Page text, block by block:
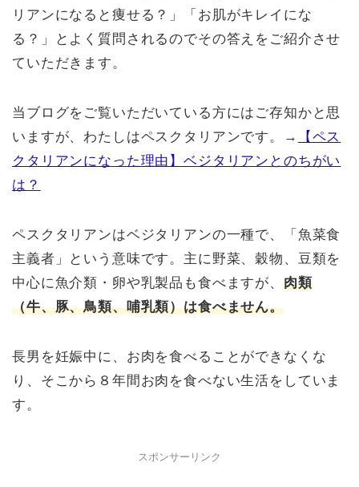
リアンになると痩せる？」「お肌がキレイにな
る？」とよく質問されるのでその答えをご紹介させ
ていただきます。
当ブログをご覧いただいている方にはご存知かと思
いますが、わたしはペスクタリアンです。→
【ペス
クタリアンになった理由】ベジタリアンとのちがい
は？
ペスクタリアンはベジタリアンの一種で、「魚菜食
主義者」という意味です。主に野菜、穀物、豆類を
中心に魚介類・卵や乳製品も食べますが、 肉類
（牛、豚、鳥類、哺乳類）は食べません。
長男を妊娠中に、お肉を食べることができなくな
り、そこから８年間お肉を食べない生活をしていま
す。
スポンサーリンク